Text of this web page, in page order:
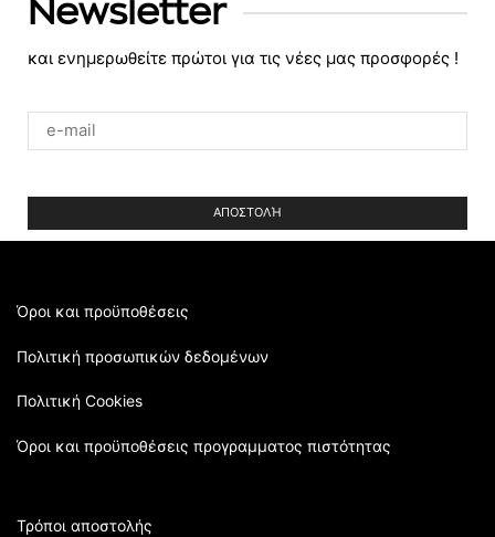
Newsletter
και ενημερωθείτε πρώτοι για τις νέες μας προσφορές !
field
Όροι και προϋποθέσεις
Πολιτική προσωπικών δεδομένων
Πολιτική Cookies
Όροι και προϋποθέσεις προγραμματος πιστότητας
Τρόποι αποστολής